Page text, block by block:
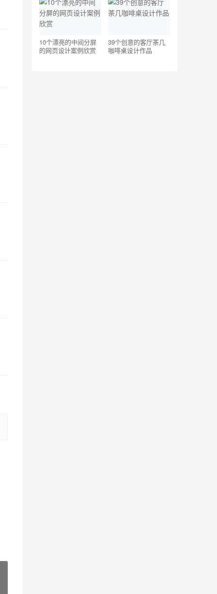
10个漂亮的中间分屏
的网页设计案例欣赏
39个创意的客厅茶几
咖啡桌设计作品